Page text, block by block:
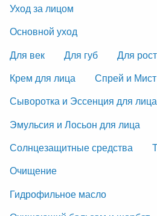
Уход за лицом
Основной уход
Для век
Для губ
Для
Крем для лица
Спрей и
Сыворотка и Эссенция для лица
Эмульсия и Лосьон для лица
Солнцезащитные средства
Очищение
Гидрофильное масло